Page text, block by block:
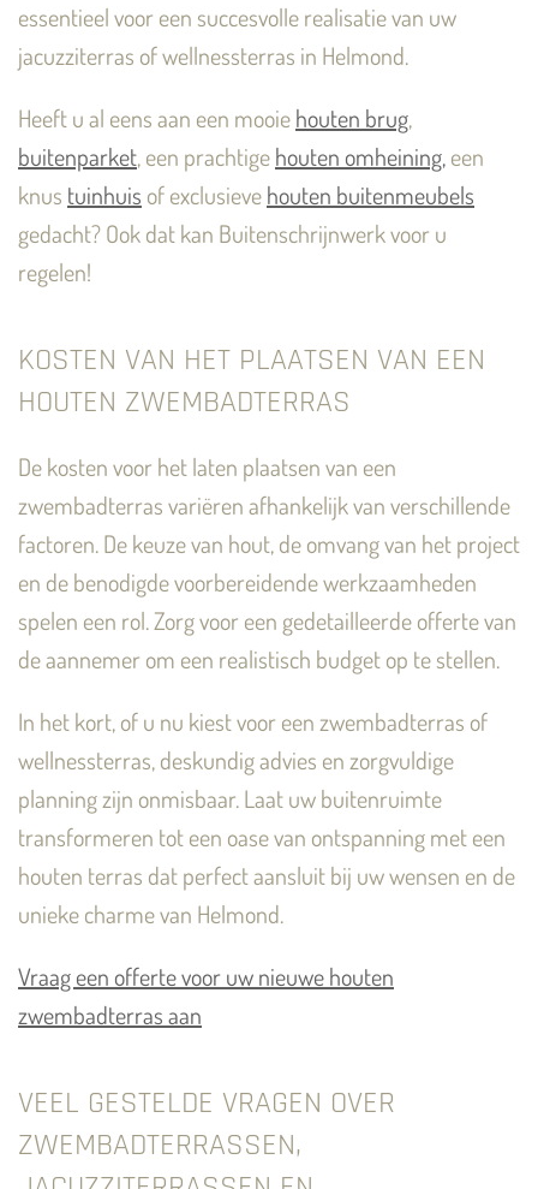
essentieel voor een succesvolle realisatie van uw
jacuzziterras of wellnessterras in Helmond.
Heeft u al eens aan een mooiehouten brug,
buitenparket, een prachtigehouten omheining,een
knus tuinhuis of exclusievehouten buitenmeubels
gedacht? Ook dat kan Buitenschrijnwerk voor u
regelen!
KOSTEN VAN HET PLAATSEN VAN EEN
HOUTEN ZWEMBADTERRAS
De kosten voor het laten plaatsen van een
zwembadterras variëren afhankelijk van verschillende
factoren. De keuze van hout, de omvang van het project
en de benodigde voorbereidende werkzaamheden
spelen een rol. Zorg voor een gedetailleerde offerte van
de aannemer om een realistisch budget op te stellen.
In het kort, of u nu kiest voor een zwembadterras of
wellnessterras, deskundig advies en zorgvuldige
planning zijn onmisbaar. Laat uw buitenruimte
transformeren tot een oase van ontspanning met een
houten terras dat perfect aansluit bij uw wensen en de
unieke charme van Helmond.
Vraag een offerte voor uw nieuwe houten
zwembadterras aan
VEEL GESTELDE VRAGEN OVER
ZWEMBADTERRASSEN,